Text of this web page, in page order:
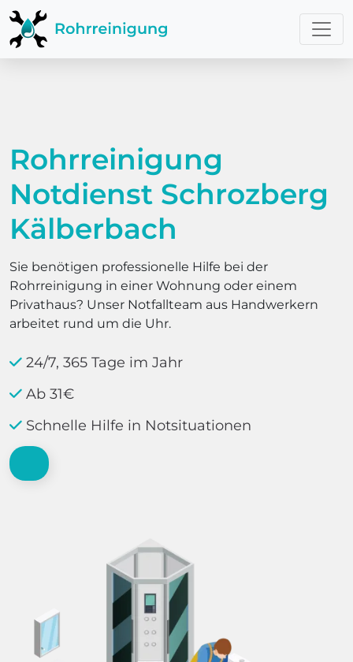
Rohrreinigung
Notdienst Schrozberg
Kälberbach
Sie benötigen professionelle Hilfe bei der
Rohrreinigung in einer Wohnung oder einem
Privathaus? Unser Notfallteam aus Handwerkern
arbeitet rund um die Uhr.
24/7, 365 Tage im Jahr
Ab 31€
Schnelle Hilfe in Notsituationen